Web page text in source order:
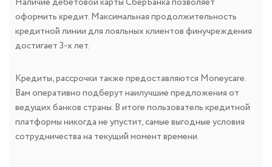
оформить кредит. Максимальная продолжительность
кредитной линии для лояльных клиентов финучреждения
достигает 3-х лет.
Кредиты, рассрочки также предоставляются Moneycare.
Вам оперативно подберут наилучшие предложения от
ведущих банков страны. В итоге пользователь кредитной
платформы никогда не упустит, самые выгодные условия
сотрудничества на текущий момент времени.